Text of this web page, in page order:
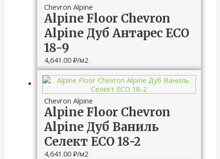
Chevron Alpine
Alpine Floor Chevron
Alpine Дуб Антарес ECO
18-9
4,641.00 ₽/м2
Chevron Alpine
Alpine Floor Chevron
Alpine Дуб Ваниль
Селект ECO 18-2
4,641.00 ₽/м2